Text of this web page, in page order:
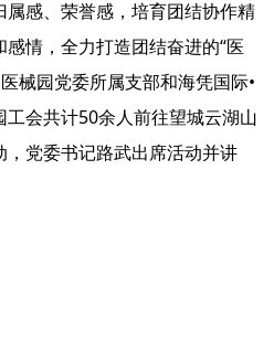
感、荣誉感，培育团结协作精
情，全力打造团结奋进的“医
械园党委所属支部和海凭国际•
会共计50余人前往望城云湖山
党委书记路武出席活动并讲